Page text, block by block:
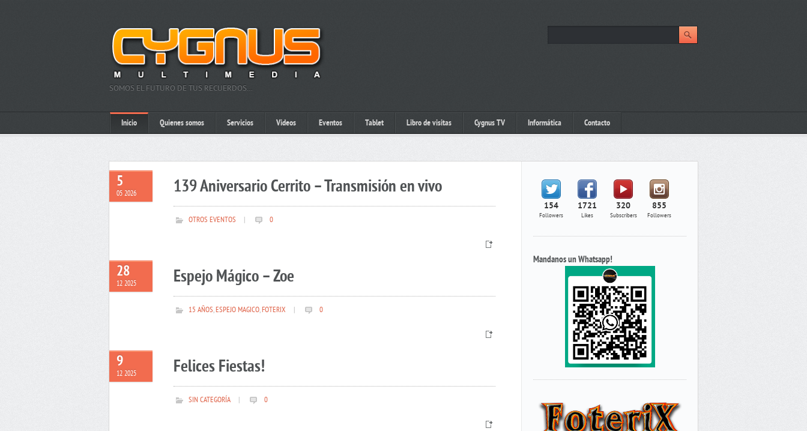
SOMOS EL FUTURO DE TUS RECUERDOS…
Inicio Quienes somos Servicios Videos Eventos Tablet Libro de visitas Cygnus TV Informática Contacto
5
05 2026 139 Aniversario Cerrito – Transmisión en vivo
OTROS EVENTOS 0
28
12 2025 Espejo Mágico – Zoe
15 AÑOS,ESPEJO MAGICO,FOTERIX 0
9
12 2025 Felices Fiestas!
SIN CATEGORÍA 0
154
Followers
1721
Likes
320
Subscribers
855
Followers
Mandanos un Whatsapp!